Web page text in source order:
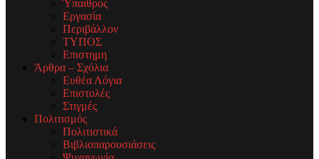
Ύπαιθρος
Εργασία
Περιβάλλον
ΤΥΠΟΣ
Επιστημη
Άρθρα – Σχόλια
Ευθέα Λόγια
Επιστολές
Στιγμές
Πολιτισμός
Πολιτιστικά
Βιβλιοπαρουσιάσεις